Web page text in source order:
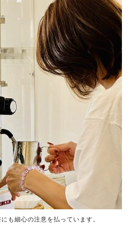
も細心の注意を払っています。